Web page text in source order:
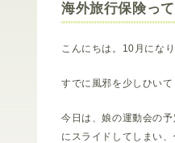
海外旅行保険っ
こんにちは。10月にな
すでに風邪を少しひいて
今日は、娘の運動会の
にスライドしてしまい